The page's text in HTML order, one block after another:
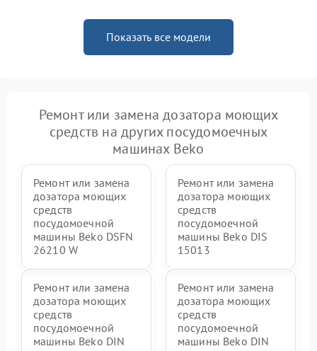
Показать все модели
Ремонт или замена дозатора моющих
средств на других посудомоечных
машинах Beko
Ремонт или замена
дозатора моющих
средств
посудомоечной
машины Beko DSFN
26210 W
Ремонт или замена
дозатора моющих
средств
посудомоечной
машины Beko DIS
15013
Ремонт или замена
дозатора моющих
средств
посудомоечной
машины Beko DIN
Ремонт или замена
дозатора моющих
средств
посудомоечной
машины Beko DIN